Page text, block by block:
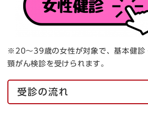
※20～39歳の女性が対象で、基本健診
頸がん検診を受けられます。
受診の流れ